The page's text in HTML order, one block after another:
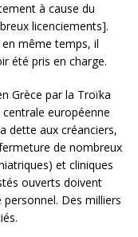
à cause du
licenciements].
même temps, il
été pris en charge.
Grèce par la Troïka
européenne
dette aux créanciers,
de nombreux
et cliniques
ouverts doivent
Des milliers